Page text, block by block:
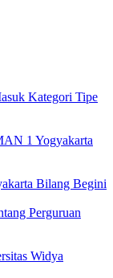
Kategori Tipe
1 Yogyakarta
Bilang Begini
Perguruan
Widya